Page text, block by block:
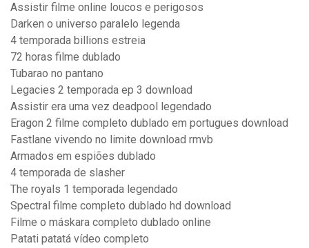
Assistir filme online loucos e perigosos
Darken o universo paralelo legenda
4 temporada billions estreia
72 horas filme dublado
Tubarao no pantano
Legacies 2 temporada ep 3 download
Assistir era uma vez deadpool legendado
Eragon 2 filme completo dublado em portugues download
Fastlane vivendo no limite download rmvb
Armados em espiões dublado
4 temporada de slasher
The royals 1 temporada legendado
Spectral filme completo dublado hd download
Filme o máskara completo dublado online
Patati patatá vídeo completo